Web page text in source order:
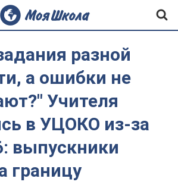
разной
а ошибки не
Учителя
в УЦОКО из-за
выпускники
границу